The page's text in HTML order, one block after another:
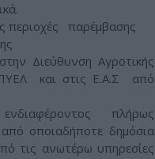
περιοχές παρέμβασης
Διεύθυνση Αγροτικής
και στις Ε.Α.Σ από
ενδιαφέροντος πλήρως
οποιαδήποτε δημόσια
τις ανωτέρω υπηρεσίες